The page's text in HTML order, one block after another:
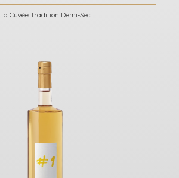
La Cuvée Tradition Demi-Sec